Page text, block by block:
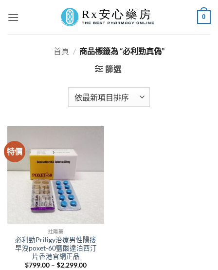
0
首頁 / 商品標籤為 “必利勁真偽”
篩選
特價
壯陽藥
必利勁Priligy治療男性陽痿
早洩poxet-60鹽酸達泊西汀
片香港官網正品
$799.00 – $2,299.00Price